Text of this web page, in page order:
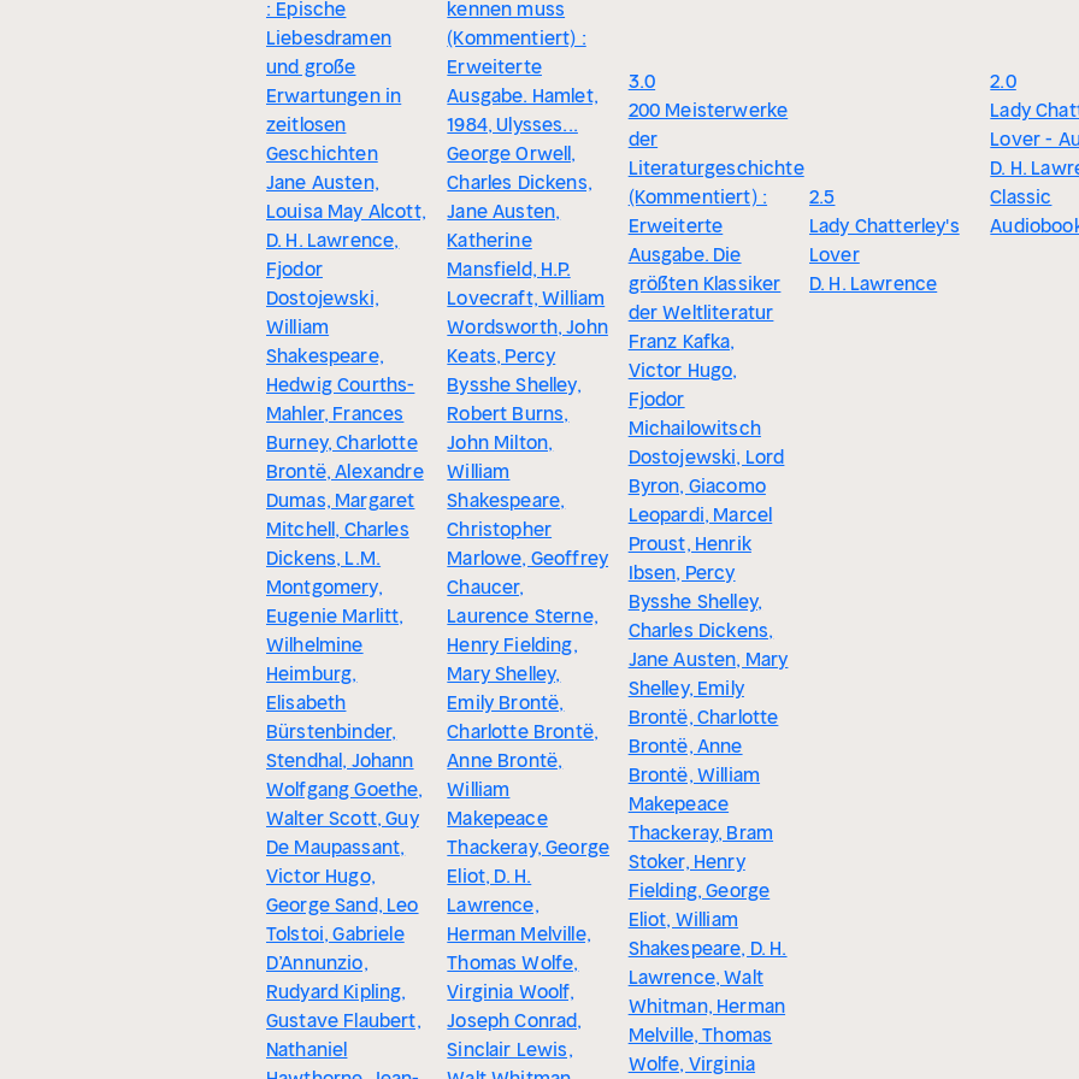
: Epische
Liebesdramen
und große
Erwartungen in
zeitlosen
Geschichten
Jane Austen,
Louisa May Alcott,
D. H. Lawrence,
Fjodor
Dostojewski,
William
Shakespeare,
Hedwig Courths-
Mahler, Frances
Burney, Charlotte
Brontë, Alexandre
Dumas, Margaret
Mitchell, Charles
Dickens, L.M.
Montgomery,
Eugenie Marlitt,
Wilhelmine
Heimburg,
Elisabeth
Bürstenbinder,
Stendhal, Johann
Wolfgang Goethe,
Walter Scott, Guy
De Maupassant,
Victor Hugo,
George Sand, Leo
Tolstoi, Gabriele
D’Annunzio,
Rudyard Kipling,
Gustave Flaubert,
Nathaniel
kennen muss
(Kommentiert) :
Erweiterte
Ausgabe. Hamlet,
1984, Ulysses...
George Orwell,
Charles Dickens,
Jane Austen,
Katherine
Mansfield, H.P.
Lovecraft, William
Wordsworth, John
Keats, Percy
Bysshe Shelley,
Robert Burns,
John Milton,
William
Shakespeare,
Christopher
Marlowe, Geoffrey
Chaucer,
Laurence Sterne,
Henry Fielding,
Mary Shelley,
Emily Brontë,
Charlotte Brontë,
Anne Brontë,
William
Makepeace
Thackeray, George
Eliot, D. H.
Lawrence,
Herman Melville,
Thomas Wolfe,
Virginia Woolf,
Joseph Conrad,
Sinclair Lewis,
3.0
200 Meisterwerke
der
Literaturgeschichte
(Kommentiert) :
Erweiterte
Ausgabe. Die
größten Klassiker
der Weltliteratur
Franz Kafka,
Victor Hugo,
Fjodor
Michailowitsch
Dostojewski, Lord
Byron, Giacomo
Leopardi, Marcel
Proust, Henrik
Ibsen, Percy
Bysshe Shelley,
Charles Dickens,
Jane Austen, Mary
Shelley, Emily
Brontë, Charlotte
Brontë, Anne
Brontë, William
Makepeace
Thackeray, Bram
Stoker, Henry
Fielding, George
Eliot, William
Shakespeare, D. H.
Lawrence, Walt
Whitman, Herman
Melville, Thomas
Wolfe, Virginia
2.5
Lady Chatterley's
Lover
D. H. Lawrence
2.0
Lady
Lover -
D. H.
Classic